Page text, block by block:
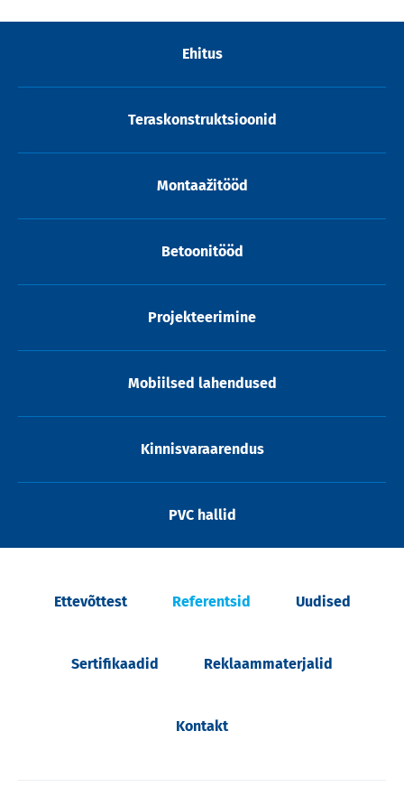
Ehitus
Teraskonstruktsioonid
Montaažitööd
Betoonitööd
Projekteerimine
Mobiilsed lahendused
Kinnisvaraarendus
PVC hallid
Ettevõttest Referentsid Uudised
Sertifikaadid Reklaammaterjalid
Kontakt